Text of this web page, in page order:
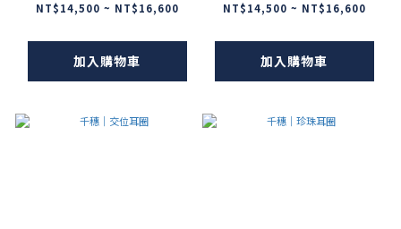
NT$14,500 ~ NT$16,600
加入購物車
NT$14,500 ~ NT$16,600
加入購物車